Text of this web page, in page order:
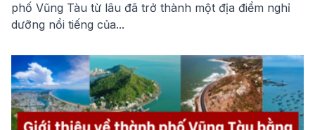
phố Vũng Tàu từ lâu đã trở thành một địa điểm nghỉ
dưỡng nổi tiếng của...